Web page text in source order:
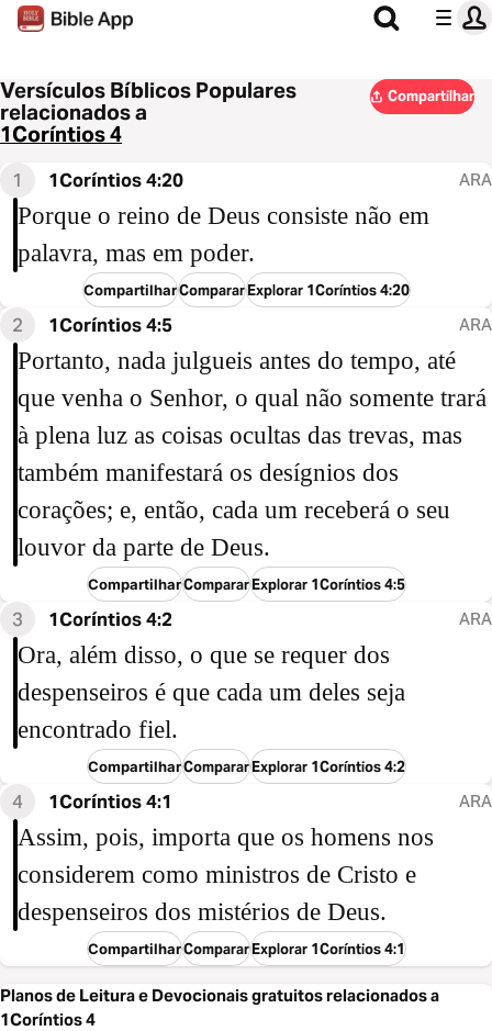
Versículos Bíblicos Populares
relacionados a
1Coríntios 4
Compartilhar
1 1Coríntios 4:20 ARA
Porque o reino de Deus consiste não em
palavra, mas em poder.
CompartilharCompararExplorar 1Coríntios 4:20
2 1Coríntios 4:5 ARA
Portanto, nada julgueis antes do tempo, até
que venha o Senhor, o qual não somente trará
à plena luz as coisas ocultas das trevas, mas
também manifestará os desígnios dos
corações; e, então, cada um receberá o seu
louvor da parte de Deus.
CompartilharCompararExplorar 1Coríntios 4:5
3 1Coríntios 4:2 ARA
Ora, além disso, o que se requer dos
despenseiros é que cada um deles seja
encontrado fiel.
CompartilharCompararExplorar 1Coríntios 4:2
4 1Coríntios 4:1 ARA
Assim, pois, importa que os homens nos
considerem como ministros de Cristo e
despenseiros dos mistérios de Deus.
CompartilharCompararExplorar 1Coríntios 4:1
Planos de Leitura e Devocionais gratuitos relacionados a
1Coríntios 4